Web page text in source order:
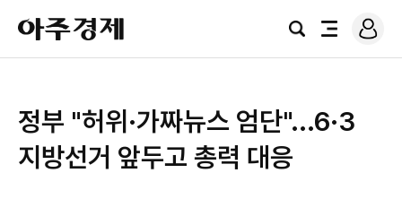
아
주
경
검
전
로
그
정부 "허위·가짜뉴스 엄단"...6·3
지방선거 앞두고 총력 대응